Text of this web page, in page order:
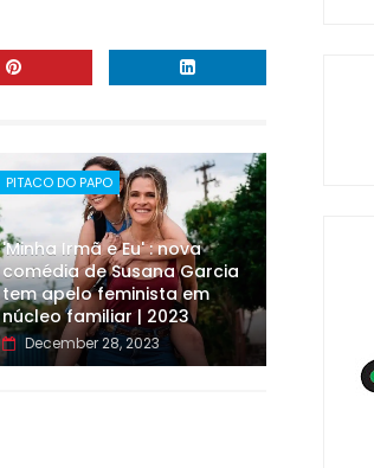
PITACO DO PAPO
'Minha Irmã e Eu' : nova
comédia de Susana Garcia
tem apelo feminista em
núcleo familiar | 2023
December 28, 2023